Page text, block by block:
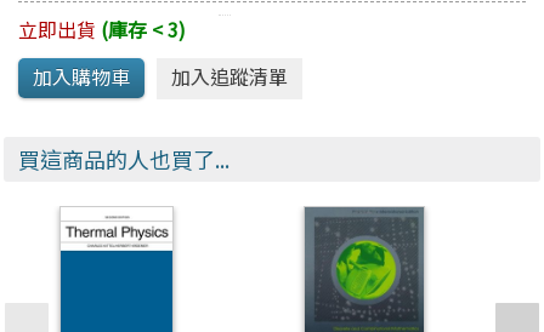
立即出貨 (庫存 < 3)
買這商品的人也買了...